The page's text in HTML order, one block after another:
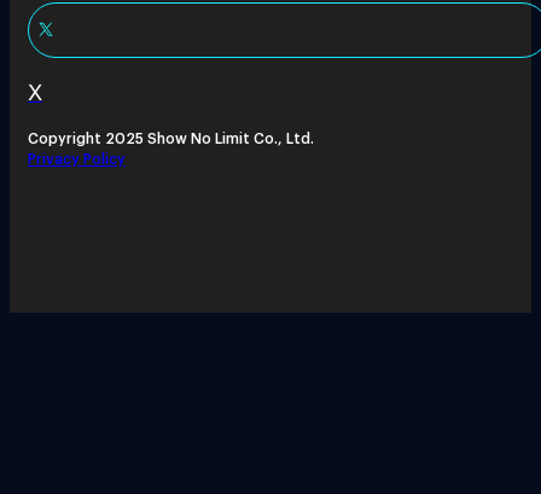
X
Copyright 2025 Show No Limit Co., Ltd.
Privacy Policy